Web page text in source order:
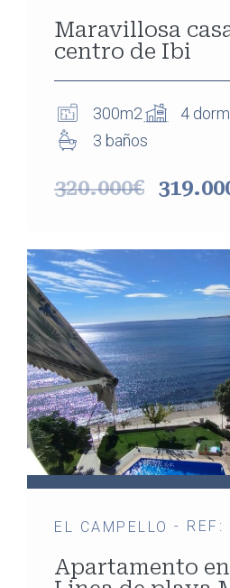
Maravillosa
centro de Ibi
300m2
4
3 baños
320.000€
EL CAMPELLO - REF:
Apartamento